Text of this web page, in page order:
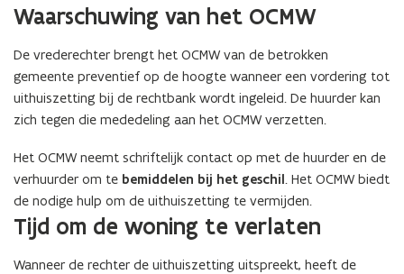
Waarschuwing van het OCMW
De vrederechter brengt het OCMW van de betrokken
gemeente preventief op de hoogte wanneer een vordering tot
uithuiszetting bij de rechtbank wordt ingeleid. De huurder kan
zich tegen die mededeling aan het OCMW verzetten.
Het OCMW neemt schriftelijk contact op met de huurder en de
verhuurder om te bemiddelen bij het geschil. Het OCMW biedt
de nodige hulp om de uithuiszetting te vermijden.
Tijd om de woning te verlaten
Wanneer de rechter de uithuiszetting uitspreekt, heeft de